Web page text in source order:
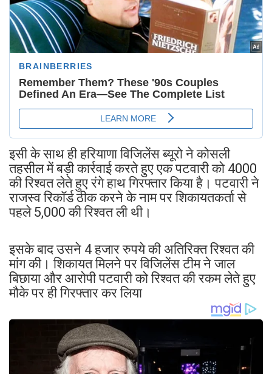
इसी के साथ ही हरियाणा विजिलेंस ब्यूरो ने कोसली
तहसील में बड़ी कार्रवाई करते हुए एक पटवारी को 4000
की रिश्वत लेते हुए रंगे हाथ गिरफ्तार किया है। पटवारी ने
राजस्व रिकॉर्ड ठीक करने के नाम पर शिकायतकर्ता से
पहले 5,000 की रिश्वत ली थी।
इसके बाद उसने 4 हजार रुपये की अतिरिक्त रिश्वत की
मांग की। शिकायत मिलने पर विजिलेंस टीम ने जाल
बिछाया और आरोपी पटवारी को रिश्वत की रकम लेते हुए
मौके पर ही गिरफ्तार कर लिया